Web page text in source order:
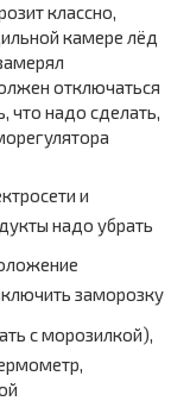
классно,
камере лёд
отключаться
что надо сделать,
и
надо убрать
заморозку
с морозилкой),